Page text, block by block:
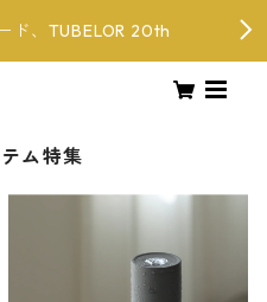
ド、TUBELOR 20th
ム特集